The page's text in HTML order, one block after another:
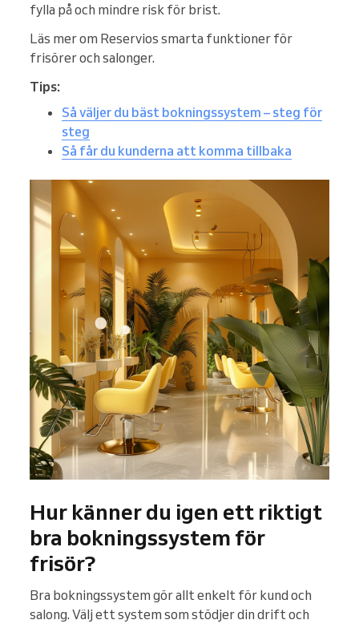
fylla på och mindre risk för brist.
Läs mer om Reservios smarta funktioner för
frisörer och salonger.
Tips:
Så väljer du bäst bokningssystem – steg för
steg
Så får du kunderna att komma tillbaka
Hur känner du igen ett riktigt
bra bokningssystem för
frisör?
Bra bokningssystem gör allt enkelt för kund och
salong. Välj ett system som stödjer din drift och